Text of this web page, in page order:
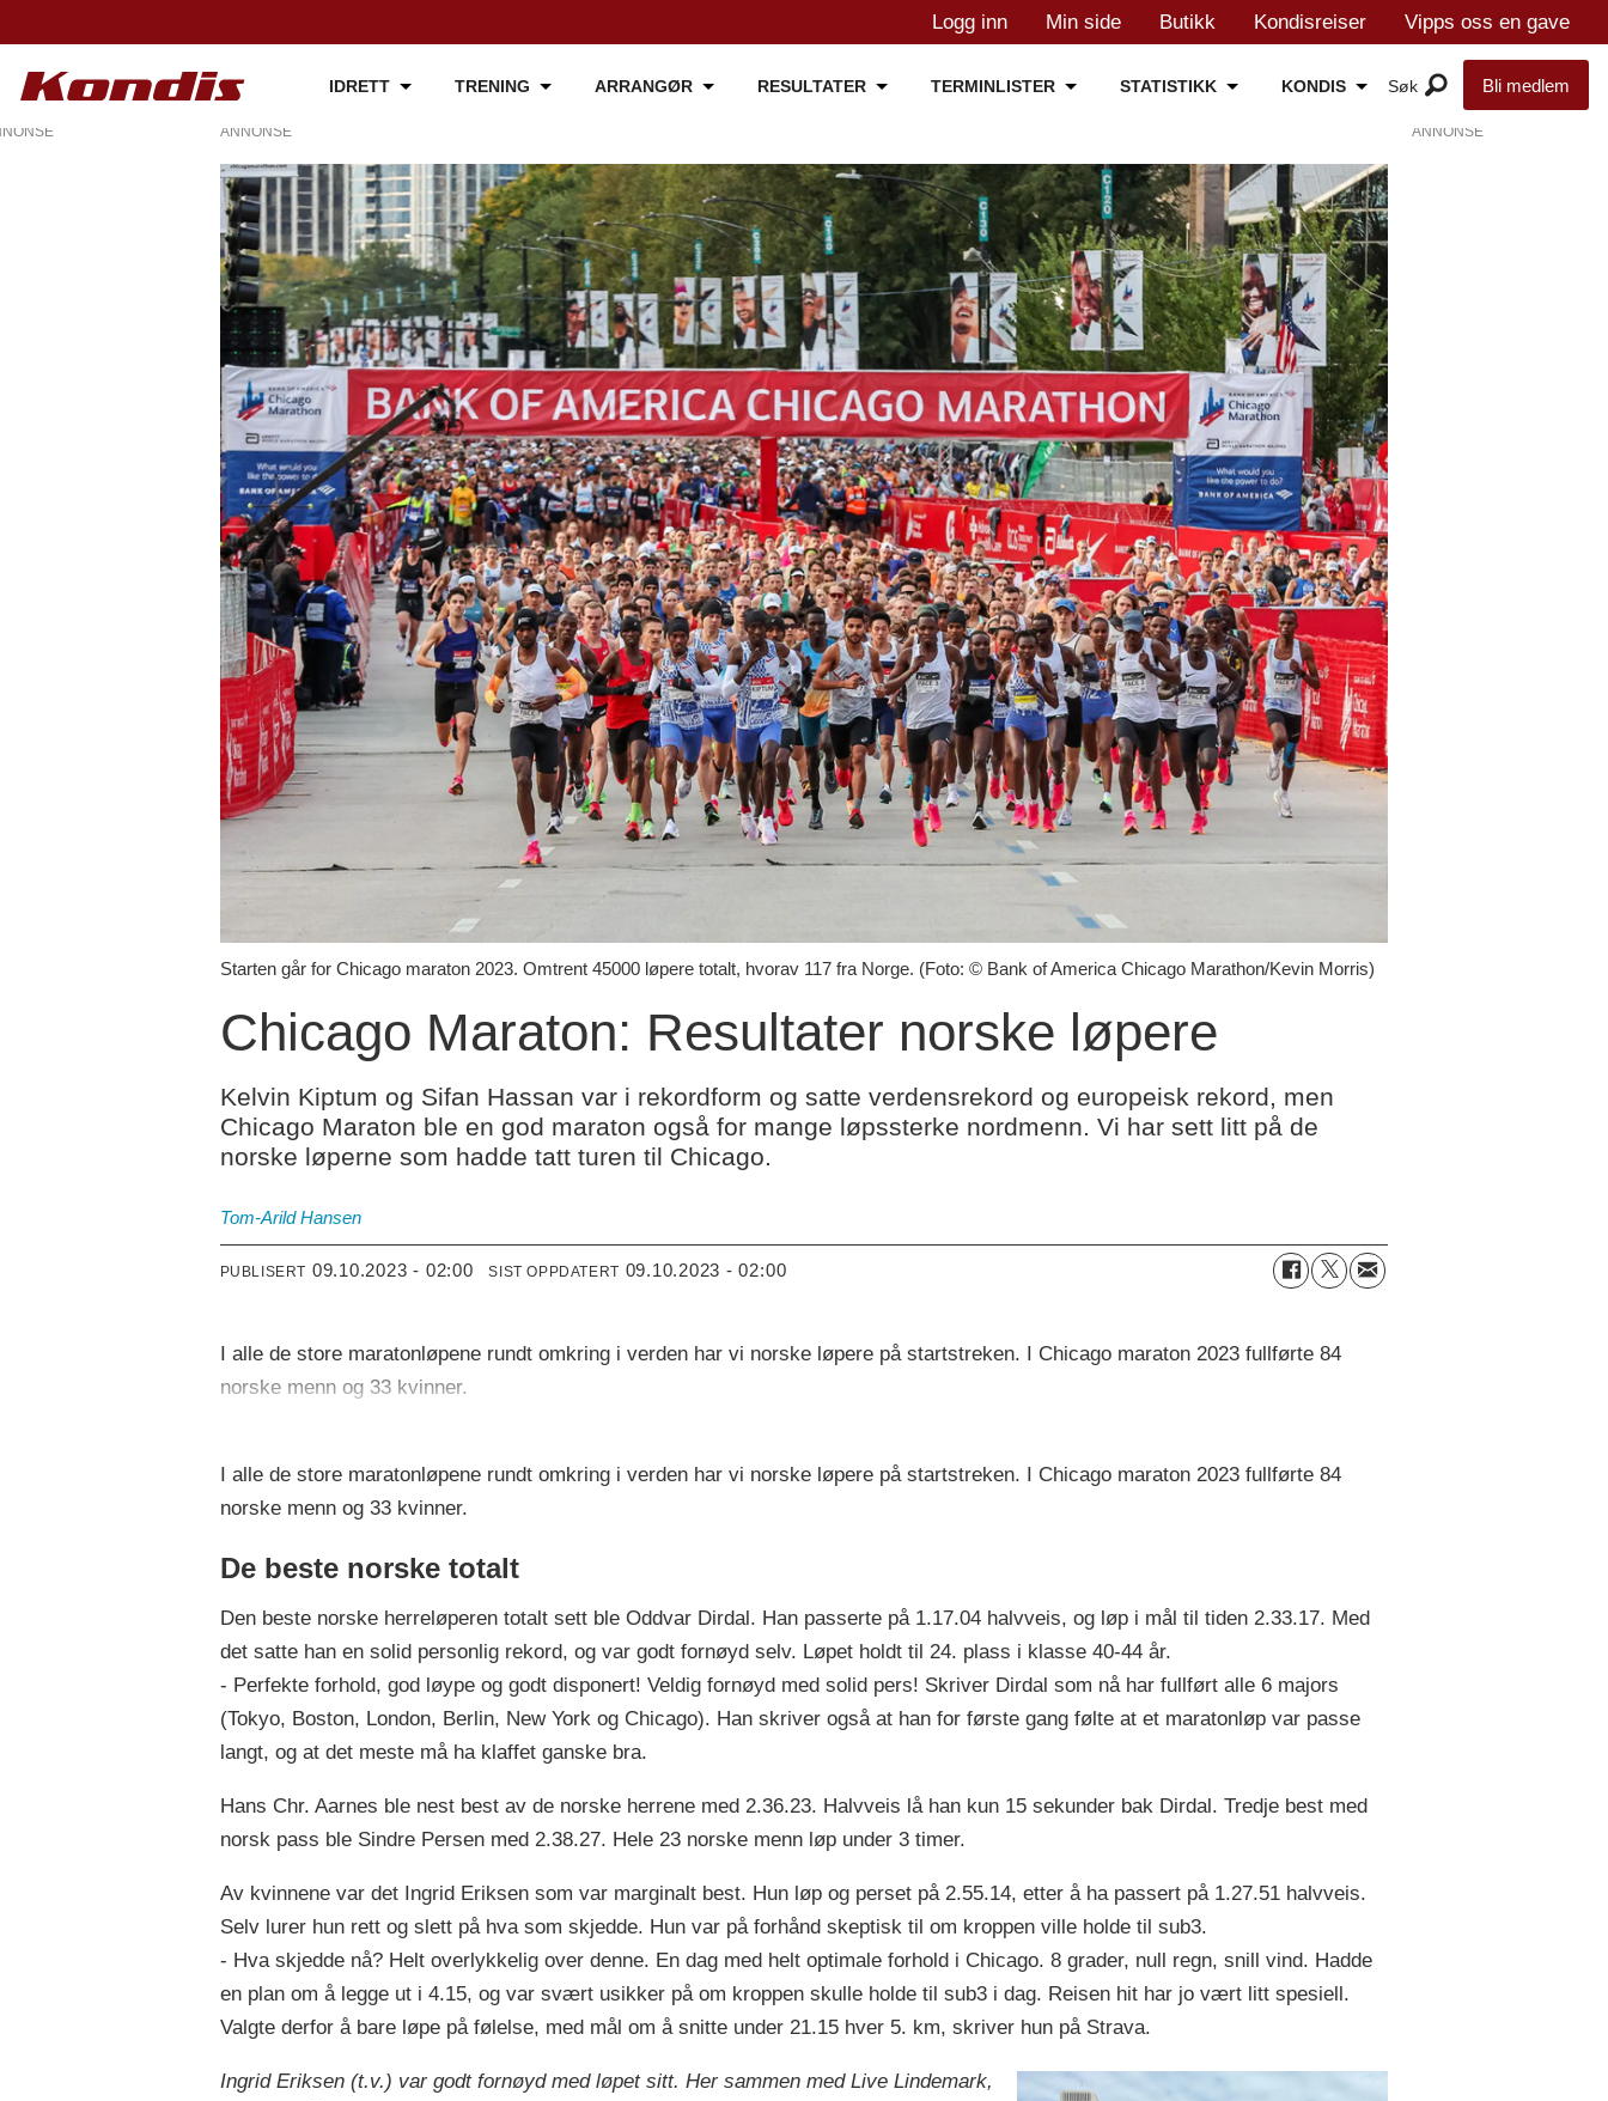
Logg inn Min side Butikk Kondisreiser Vipps oss en gave
IDRETT TRENING ARRANGØR RESULTATER TERMINLISTER STATISTIKK KONDIS Bli medlem
ANNONSE
Starten går for Chicago maraton 2023. Omtrent 45000 løpere totalt, hvorav 117 fra Norge. (Foto: © Bank of America Chicago Marathon/Kevin Morris)
Chicago Maraton: Resultater norske løpere
Kelvin Kiptum og Sifan Hassan var i rekordform og satte verdensrekord og europeisk rekord, men
Chicago Maraton ble en god maraton også for mange løpssterke nordmenn. Vi har sett litt på de
norske løperne som hadde tatt turen til Chicago.
Tom-Arild Hansen
PUBLISERT 09.10.2023 - 02:00 SIST OPPDATERT 09.10.2023 - 02:00
I alle de store maratonløpene rundt omkring i verden har vi norske løpere på startstreken. I Chicago maraton 2023 fullførte 84
norske menn og 33 kvinner.
I alle de store maratonløpene rundt omkring i verden har vi norske løpere på startstreken. I Chicago maraton 2023 fullførte 84
norske menn og 33 kvinner.
De beste norske totalt
Den beste norske herreløperen totalt sett ble Oddvar Dirdal. Han passerte på 1.17.04 halvveis, og løp i mål til tiden 2.33.17. Med
det satte han en solid personlig rekord, og var godt fornøyd selv. Løpet holdt til 24. plass i klasse 40-44 år.
- Perfekte forhold, god løype og godt disponert! Veldig fornøyd med solid pers! Skriver Dirdal som nå har fullført alle 6 majors
(Tokyo, Boston, London, Berlin, New York og Chicago). Han skriver også at han for første gang følte at et maratonløp var passe
langt, og at det meste må ha klaffet ganske bra.
Hans Chr. Aarnes ble nest best av de norske herrene med 2.36.23. Halvveis lå han kun 15 sekunder bak Dirdal. Tredje best med
norsk pass ble Sindre Persen med 2.38.27. Hele 23 norske menn løp under 3 timer.
Av kvinnene var det Ingrid Eriksen som var marginalt best. Hun løp og perset på 2.55.14, etter å ha passert på 1.27.51 halvveis.
Selv lurer hun rett og slett på hva som skjedde. Hun var på forhånd skeptisk til om kroppen ville holde til sub3.
- Hva skjedde nå? Helt overlykkelig over denne. En dag med helt optimale forhold i Chicago. 8 grader, null regn, snill vind. Hadde
en plan om å legge ut i 4.15, og var svært usikker på om kroppen skulle holde til sub3 i dag. Reisen hit har jo vært litt spesiell.
Valgte derfor å bare løpe på følelse, med mål om å snitte under 21.15 hver 5. km, skriver hun på Strava.
Ingrid Eriksen (t.v.) var godt fornøyd med løpet sitt. Her sammen med Live Lindemark,
ANNONSE